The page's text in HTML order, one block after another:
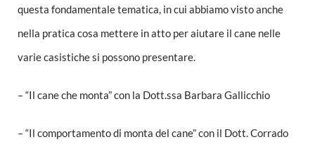
questa fondamentale tematica, in cui abbiamo visto anche
nella pratica cosa mettere in atto per aiutare il cane nelle
varie casistiche si possono presentare.
– “Il cane che monta” con la Dott.ssa Barbara Gallicchio
– “Il comportamento di monta del cane” con il Dott. Corrado